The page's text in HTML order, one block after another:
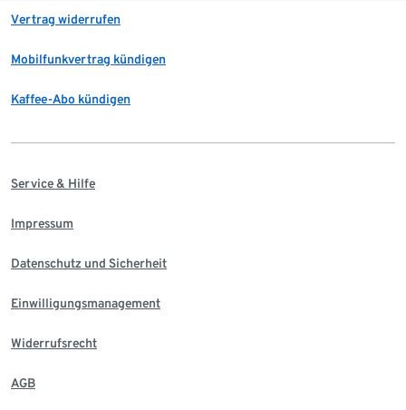
Vertrag widerrufen
Mobilfunkvertrag kündigen
Kaffee-Abo kündigen
Service & Hilfe
Impressum
Datenschutz und Sicherheit
Einwilligungsmanagement
Widerrufsrecht
AGB